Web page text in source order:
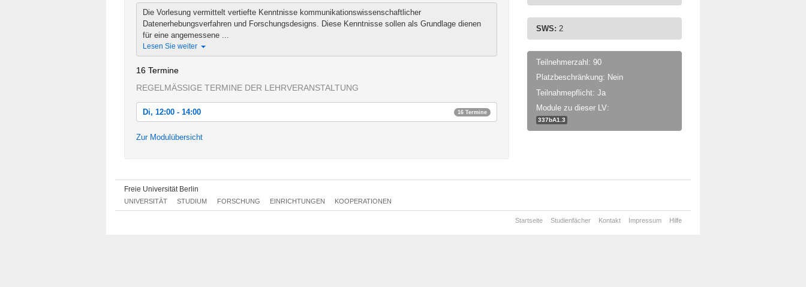
Die Vorlesung vermittelt vertiefte Kenntnisse kommunikationswissenschaftlicher
Datenerhebungsverfahren und Forschungsdesigns. Diese Kenntnisse sollen als Grundlage dienen
für eine angemessene ...
Lesen Sie weiter
16 Termine
REGELMÄSSIGE TERMINE DER LEHRVERANSTALTUNG
Di, 12:00 - 14:00 16 Termine
Di, 14.10.2014 12:00 - 14:00
Di, 04.11.2014 12:00 - 14:00
Di, 11.11.2014 12:00 - 14:00
Zur Modulübersicht
SWS: 2
Teilnehmerzahl: 90
Platzbeschränkung: Nein
Teilnahmepflicht: Ja
Module zu dieser LV:
337bA1.3
Freie Universität Berlin
UNIVERSITÄT STUDIUM FORSCHUNG EINRICHTUNGEN KOOPERATIONEN
Startseite Studienfächer Kontakt Impressum Hilfe